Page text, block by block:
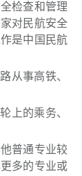
检查和管理
对民航安全
是中国民航
事高铁、
的乘务、
普通专业较
多的专业或